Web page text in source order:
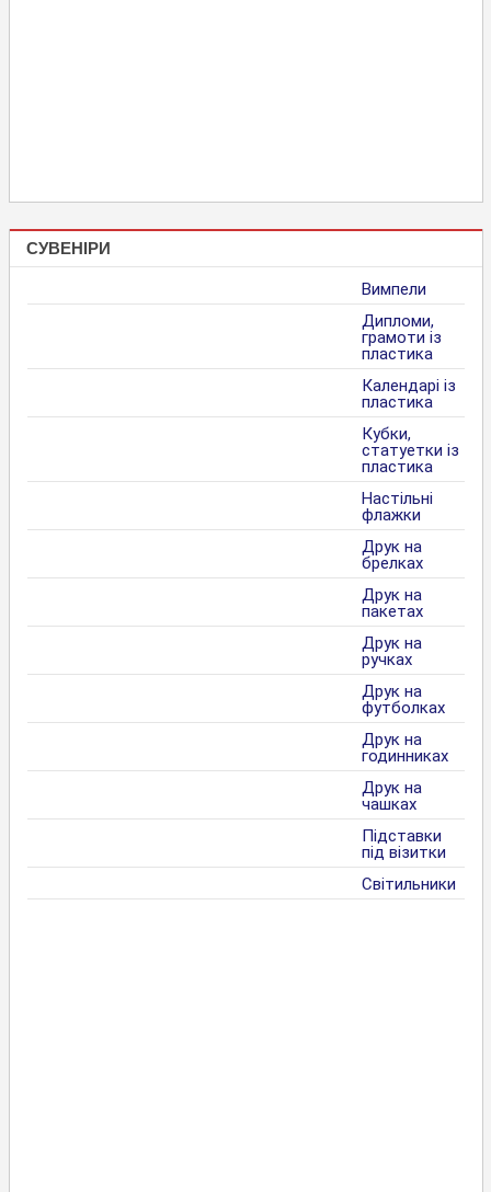
СУВЕНІРИ
Вимпели
Дипломи,
грамоти із
пластика
Календарі із
пластика
Кубки,
статуетки із
пластика
Настільні
флажки
Друк на
брелках
Друк на
пакетах
Друк на
ручках
Друк на
футболках
Друк на
годинниках
Друк на
чашках
Підставки
під візитки
Світильники